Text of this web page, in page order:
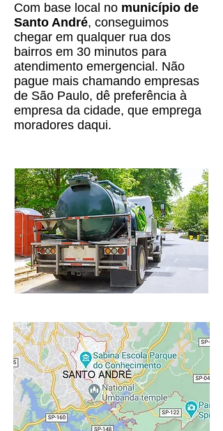
Com base local no município de
Santo André, conseguimos
chegar em qualquer rua dos
bairros em 30 minutos para
atendimento emergencial. Não
pague mais chamando empresas
de São Paulo, dê preferência à
empresa da cidade, que emprega
moradores daqui.